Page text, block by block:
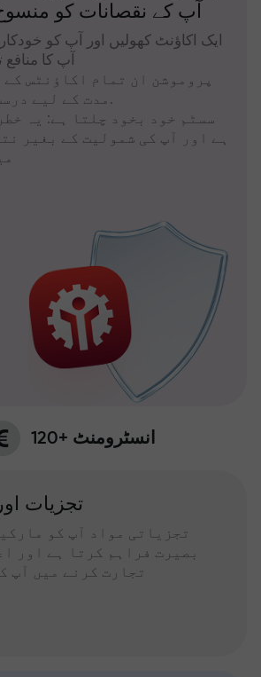
آپ کے نقصانات کو
ایک اکاؤنٹ کھولیں اور آپ کو
آپ کا منافع
پروموشن ان تمام اکاؤنٹس کے
مدت کے لیے درست ہے 31.08.2026.
سسٹم خود بخود چلتا ہے: یہ
ہے اور آپ کی شمولیت کے بغیر
120+ انسٹرومنٹ
تجزیات
تجزیاتی مواد آپ کو
بصیرت فراہم کرتا ہے اور
تجارت کرنے میں آپ